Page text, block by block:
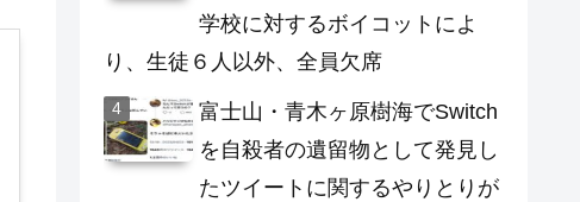
学校に対するボイコットによ
り、生徒６人以外、全員欠席
富士山・青木ヶ原樹海でSwitch
を自殺者の遺留物として発見し
たツイートに関するやりとりが